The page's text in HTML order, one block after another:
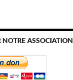
NOTRE ASSOCIATION